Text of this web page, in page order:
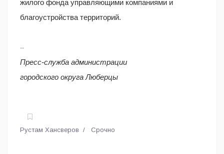
жилого фонда управляющими компаниями и
благоустройства территорий.
--
Пресс-служба администрации
городского округа Люберцы
Рустам Хансверов Срочно